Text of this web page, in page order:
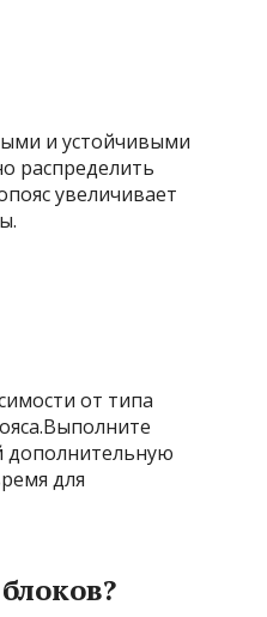
и устойчивыми
распределить
увеличивает
от типа
дополнительную
для